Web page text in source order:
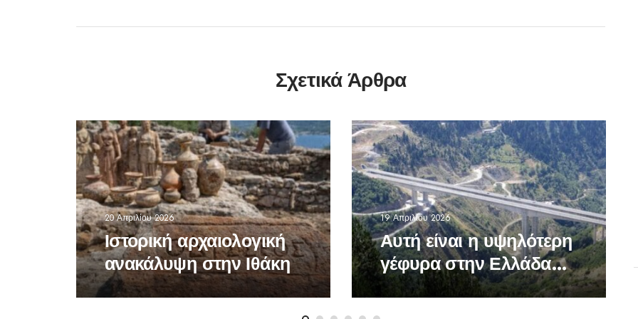
Σχετικά Άρθρα
20 Απριλίου 2026
Ιστορική αρχαιολογική
ανακάλυψη στην Ιθάκη
19 Απριλίου 2026
Αυτή είναι η υψηλότερη
γέφυρα στην Ελλάδα
-Σε ποια περιοχή